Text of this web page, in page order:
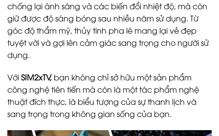
chống lại ánh sáng và các biến đổi nhiệt độ, mà còn
giữ được độ sáng bóng sau nhiều năm sử dụng. Từ
góc độ thẩm mỹ, thủy tinh pha lê mang lại vẻ đẹp
tuyệt vời và gợi lên cảm giác sang trọng cho người sử
dụng.
VớiSIM2xTV, bạn không chỉ sở hữu một sản phẩm
công nghệ tiên tiến mà còn là một tác phẩm nghệ
thuật đích thực, là biểu tượng của sự thanh lịch và
sang trọng trong không gian sống của bạn.